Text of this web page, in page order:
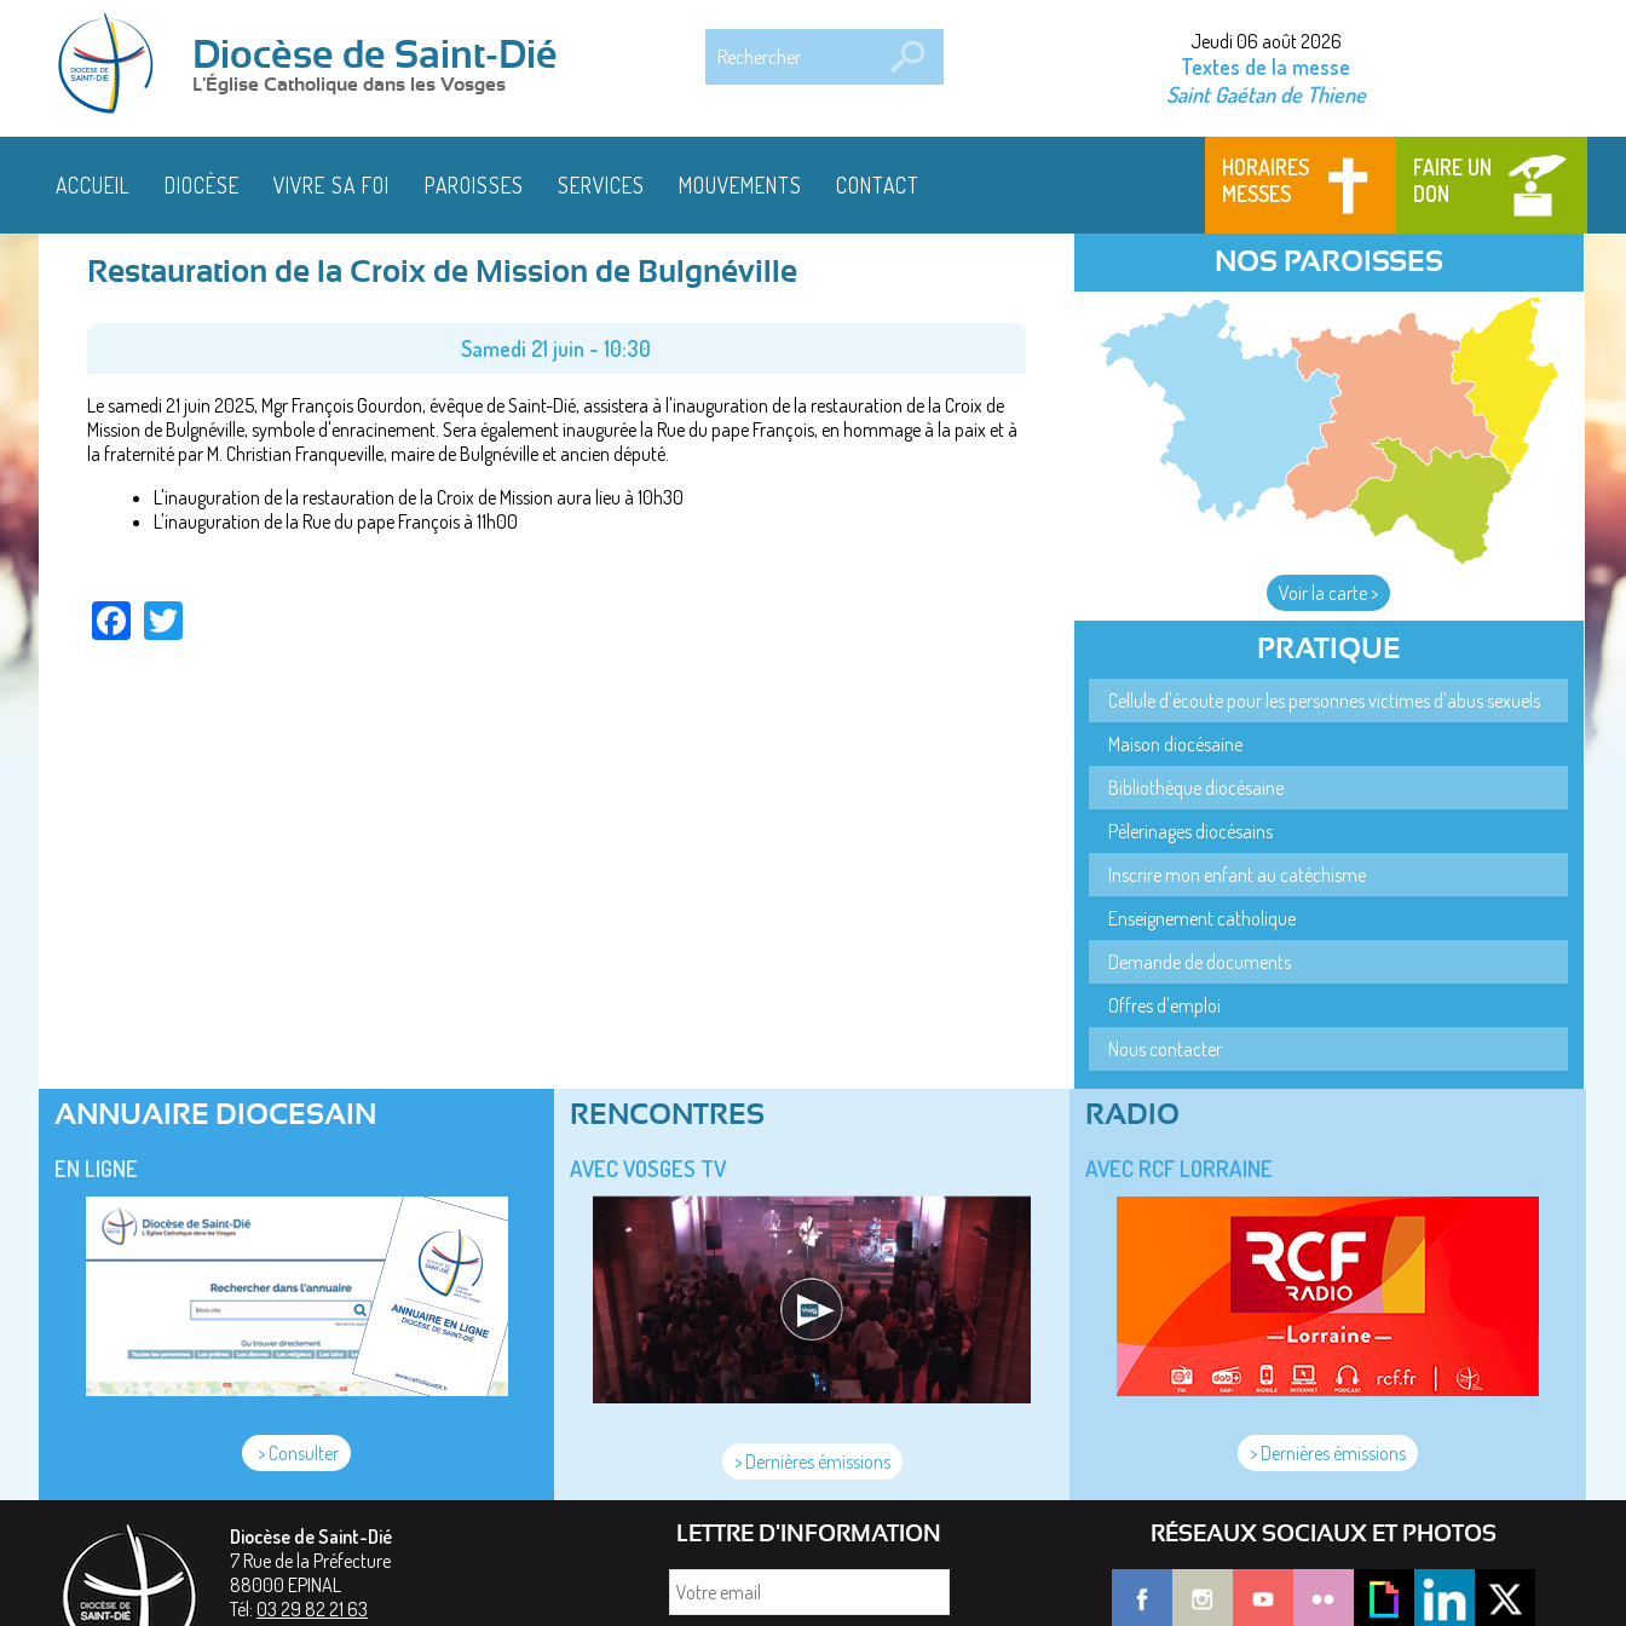
Diocèse de Saint-Dié
L'Église Catholique dans les Vosges
Jeudi 06 août 2026
Textes de la messe
Saint Gaétan de Thiene
HORAIRES
MESSES
FAIRE UN
DON
ACCUEIL DIOCÈSE VIVRE SA FOI PAROISSES SERVICES MOUVEMENTS CONTACT
Restauration de la Croix de Mission de Bulgnéville
Samedi 21 juin - 10:30
Le samedi 21 juin 2025, Mgr François Gourdon, évêque de Saint-Dié, assistera à l'inauguration de la restauration de la Croix de
Mission de Bulgnéville, symbole d'enracinement. Sera également inaugurée la Rue du pape François, en hommage à la paix et à
la fraternité par M. Christian Franqueville, maire de Bulgnéville et ancien député.
L'inauguration de la restauration de la Croix de Mission aura lieu à 10h30
L'inauguration de la Rue du pape François à 11h00
Facebook
NOS PAROISSES
Voir la carte >
PRATIQUE
Cellule d'écoute pour les personnes victimes d'abus sexuels
Maison diocésaine
Bibliothèque diocésaine
Pèlerinages diocésains
Inscrire mon enfant au catéchisme
Enseignement catholique
Demande de documents
Offres d'emploi
Nous contacter
ANNUAIRE DIOCESAIN
EN LIGNE
> Consulter
RENCONTRES
AVEC VOSGES TV
> Dernières émissions
RADIO
AVEC RCF LORRAINE
> Dernières émissions
Diocèse de Saint-Dié
7 Rue de la Préfecture
88000 EPINAL
Tél: 03 29 82 21 63
LETTRE D'INFORMATION RÉSEAUX SOCIAUX ET PHOTOS